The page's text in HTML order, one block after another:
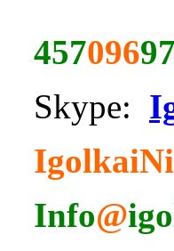
457096
Skype:
Info@